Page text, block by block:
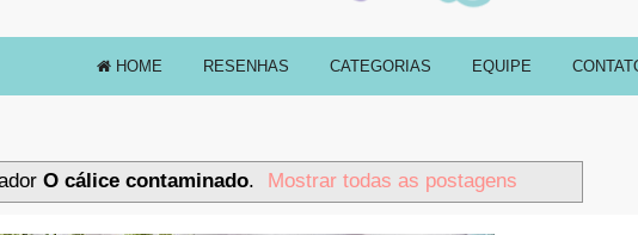
HOME RESENHAS CATEGORIAS EQUIPE
O cálice contaminado. Mostrar todas as postagens